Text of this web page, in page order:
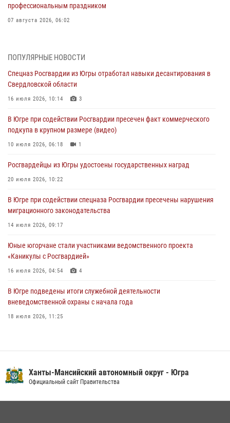
профессиональным праздником
07 августа 2026, 06:02
Военнослужащие Росгвардии сбили дрон-разведчик ВСУ на южном
направлении
Офицеры Росгвардии и ветераны войск правопорядка почтили
память генерала армии Ивана Кирилловича Яковлева
В Югре при силовой поддержке ОМОН Росгвардии задержаны
06 августа 2026, 09:07 2 1
Урайский отдел вневедомственной охраны Росгвардии отмечает
05 августа 2026, 12:01 3
ПОПУЛЯРНЫЕ НОВОСТИ
Спецназ Росгвардии из Югры отработал навыки десантирования в
Свердловской области
16 июля 2026, 10:14 3
В Югре при содействии Росгвардии пресечен факт коммерческого
подкупа в крупном размере (видео)
10 июля 2026, 06:18 1
Росгвардейцы из Югры удостоены государственных наград
20 июля 2026, 10:22
В Югре при содействии спецназа Росгвардии пресечены нарушения
миграционного законодательства
14 июля 2026, 09:17
Юные югорчане стали участниками ведомственного проекта
«Каникулы с Росгвардией»
16 июля 2026, 04:54 4
В Югре подведены итоги служебной деятельности
вневедомственной охраны с начала года
18 июля 2026, 11:25
На Урале Росгвардия провела дни открытых дверей и
Ханты-Мансийский автономный округ - Югра
Официальный сайт Правительства